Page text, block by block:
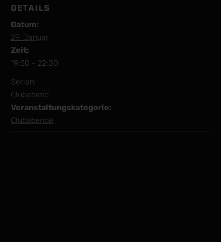
DETAILS
Datum:
29. Januar
Zeit:
19:30 - 22:00
Serien:
Clubabend
Veranstaltungskategorie:
Clubabende